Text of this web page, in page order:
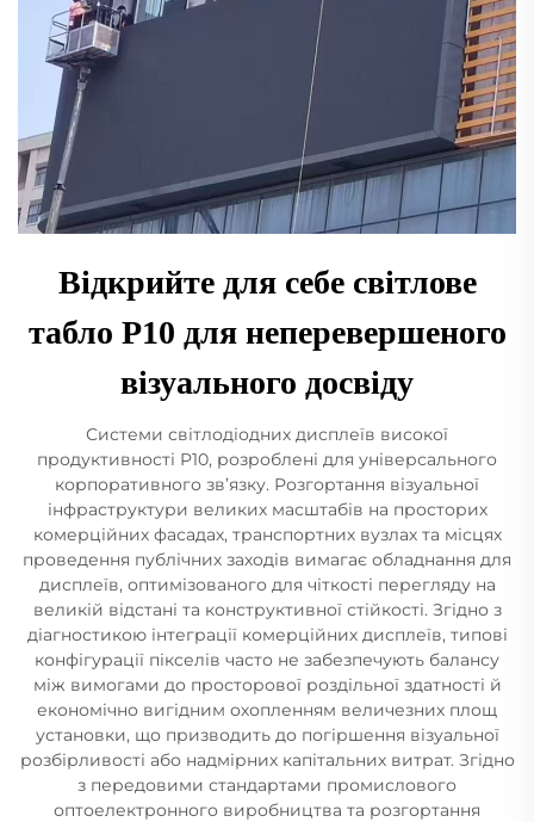
Відкрийте для себе світлове
табло P10 для неперевершеного
візуального досвіду
Системи світлодіодних дисплеїв високої
продуктивності P10, розроблені для універсального
корпоративного зв’язку. Розгортання візуальної
інфраструктури великих масштабів на просторих
комерційних фасадах, транспортних вузлах та місцях
проведення публічних заходів вимагає обладнання для
дисплеїв, оптимізованого для чіткості перегляду на
великій відстані та конструктивної стійкості. Згідно з
діагностикою інтеграції комерційних дисплеїв, типові
конфігурації пікселів часто не забезпечують балансу
між вимогами до просторової роздільної здатності й
економічно вигідним охопленням величезних площ
установки, що призводить до погіршення візуальної
розбірливості або надмірних капітальних витрат. Згідно
з передовими стандартами промислового
оптоелектронного виробництва та розгортання